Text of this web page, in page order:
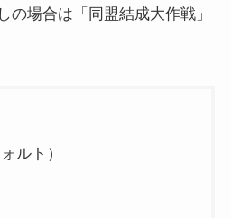
の場合は「同盟結成大作戦」
ルト）